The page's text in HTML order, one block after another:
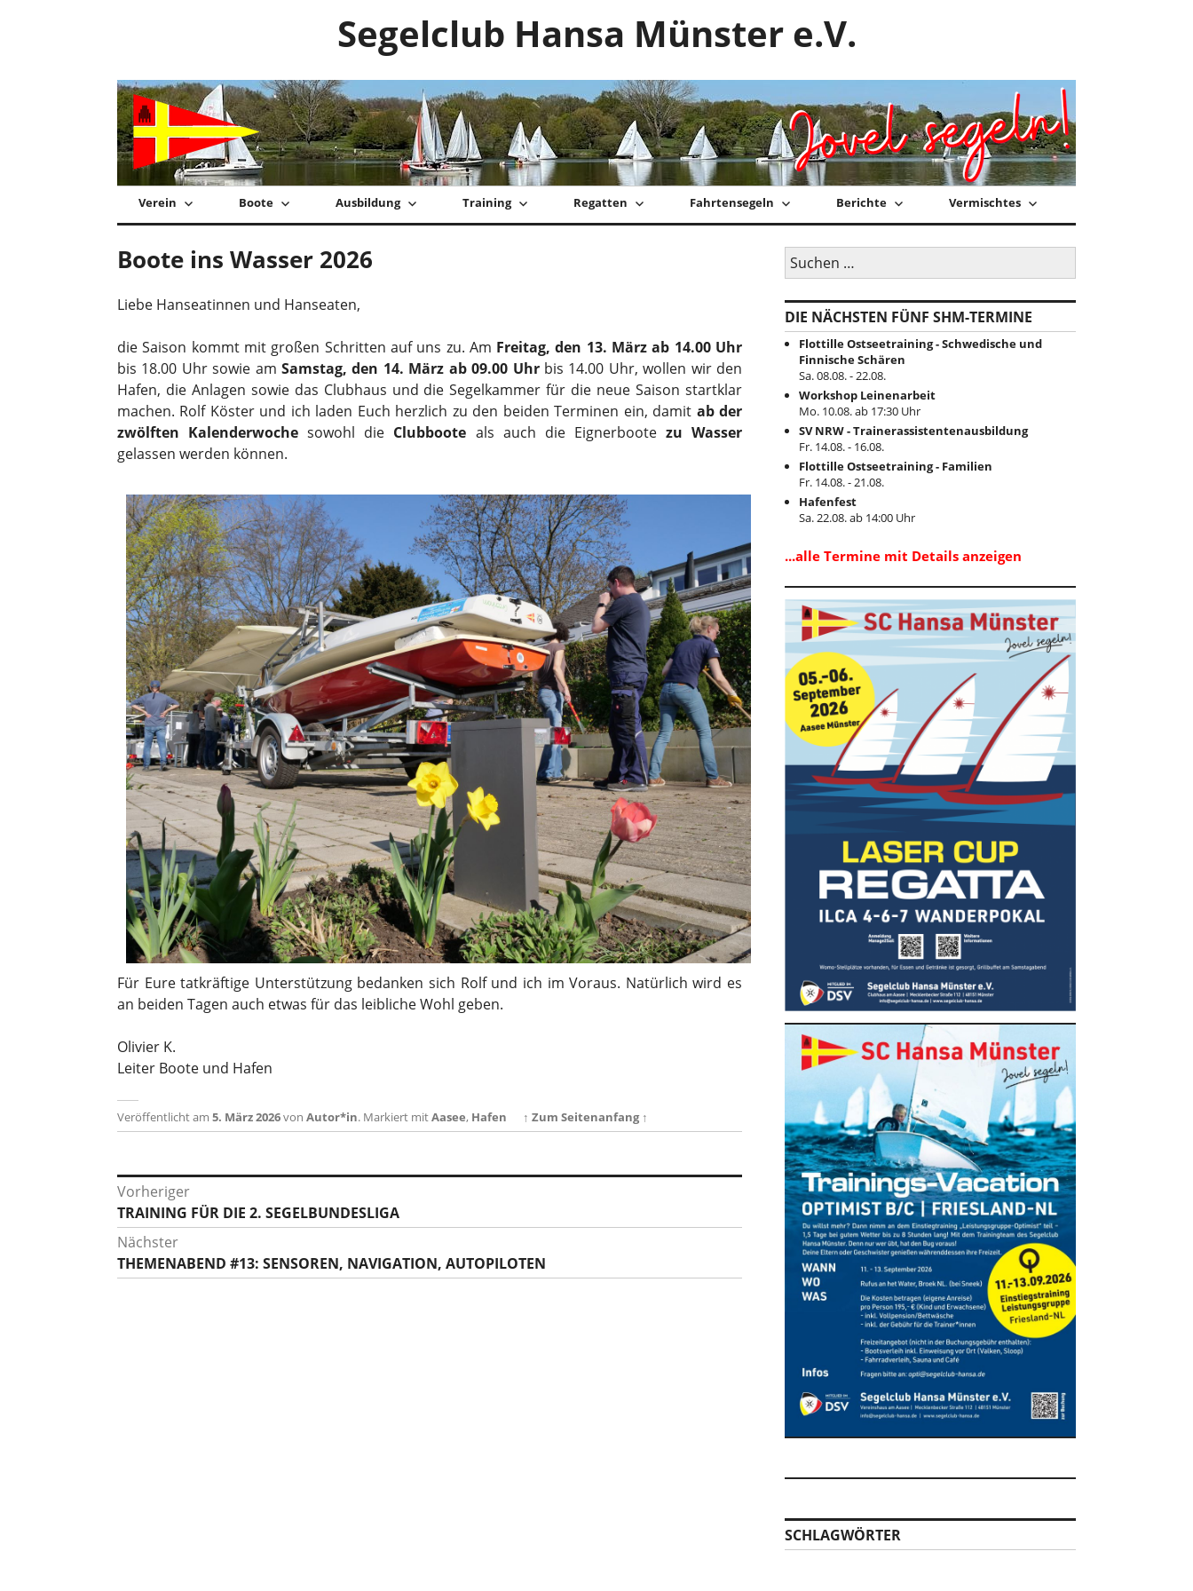
Segelclub Hansa Münster e.V.
Verein Boote Ausbildung Training Regatten Fahrtensegeln Berichte Vermischtes
Boote ins Wasser 2026
Liebe Hanseatinnen und Hanseaten,
die Saison kommt mit großen Schritten auf uns zu. Am Freitag, den 13. März ab 14.00 Uhr
bis 18.00 Uhr sowie amSamstag, den 14. März ab 09.00 Uhrbis 14.00 Uhr, wollen wir den
Hafen, die Anlagen sowie das Clubhaus und die Segelkammer für die neue Saison startklar
machen. Rolf Köster und ich laden Euch herzlich zu den beiden Terminen ein, damit ab der
zwölften Kalenderwoche sowohl die Clubboote als auch die Eignerboote zu Wasser
gelassen werden können.
Für Eure tatkräftige Unterstützung bedanken sich Rolf und ich im Voraus. Natürlich wird es
an beiden Tagen auch etwas für das leibliche Wohl geben.
Olivier K.
Leiter Boote und Hafen
Veröffentlicht am 5. März 2026von Autor*in. Markiert mitAasee, Hafen ↑ Zum Seitenanfang ↑
Beitragsnavigation
Vorheriger
Vorheriger
Beitrag:
TRAINING FÜR DIE 2. SEGELBUNDESLIGA
Nächster
Nächster
Beitrag:
THEMENABEND #13: SENSOREN, NAVIGATION, AUTOPILOTEN
Suchen
nach:
DIE NÄCHSTEN FÜNF SHM-TERMINE
Flottille Ostseetraining - Schwedische und
Finnische Schären
Sa. 08.08. - 22.08.
Workshop Leinenarbeit
Mo. 10.08. ab 17:30 Uhr
SV NRW - Trainerassistentenausbildung
Fr. 14.08. - 16.08.
Flottille Ostseetraining - Familien
Fr. 14.08. - 21.08.
Hafenfest
Sa. 22.08. ab 14:00 Uhr
...alle Termine mit Details anzeigen
SCHLAGWÖRTER